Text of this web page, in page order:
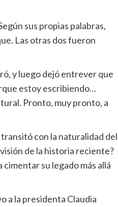
sus propias palabras,
Las otras dos fueron
y luego dejó entrever que
estoy escribiendo…
Pronto, muy pronto, a
con la naturalidad del
de la historia reciente?
su legado más allá
a la presidenta Claudia